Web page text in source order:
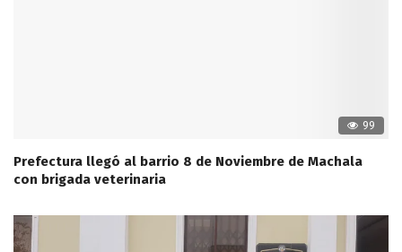
99
Prefectura llegó al barrio 8 de Noviembre de Machala
con brigada veterinaria